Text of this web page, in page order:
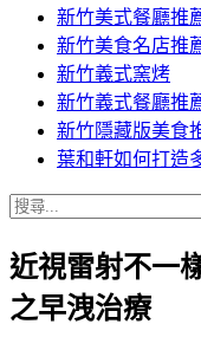
新竹美式餐廳推
新竹美食名店推
新竹義式窯烤
新竹義式餐廳推
新竹隱藏版美食
葉和軒如何打造
搜
關
鍵
字:
近視雷射不一
之早洩治療